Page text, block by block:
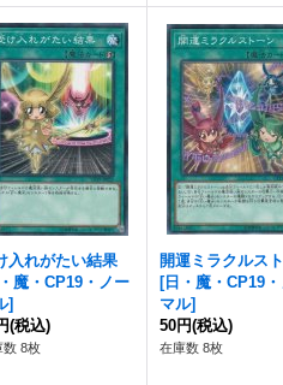
入れがたい結果
魔・CP19・ノー
]
(税込)
数 8枚
開運ミラクルス
[日・魔・CP19
マル]
50円(税込)
在庫数 8枚